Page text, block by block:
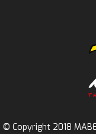
© Copyright 2018